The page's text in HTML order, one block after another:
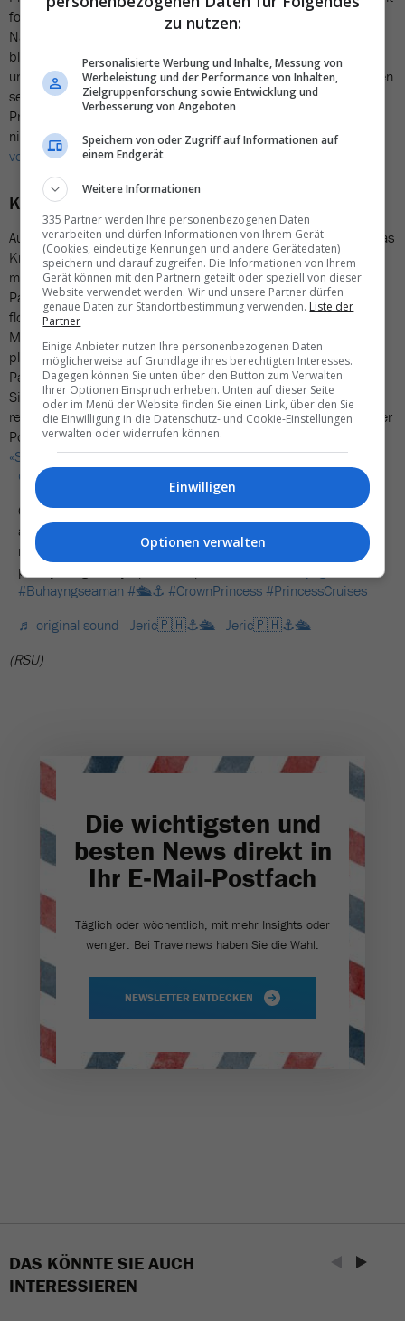
folgte die Faust ins Gesicht – mit Folgen: Der Mann erlitt einen
Nasenbruch, musste operiert werden und drei Tage im Spital
bleiben. Vor Gericht bekam er nun 7900 Euro Schmerzensgeld
und Schadenersatz. Weniger, als er eigentlich wollte. Denn wegen
seines eigenmächtigen Handelns wurde die Summe um 25
Prozent gekürzt. Die Richter stellten klar: Liegen-Reservieren ist
nicht erlaubt – aber Selbstjustiz auch nicht. (Gelesen bei
vor 9»)
Kreuzfahrtschiff gerät in Mega-Sturm
Auf der Crown Princess spielten sich dramatische Szenen ab. Das
Kreuzfahrtschiff geriet vor Neuseeland in einen heftigen Sturm
mit bis zu 138 Kilometern pro Stunde Windgeschwindigkeit –
Passagiere erlebten bange Momente. Gläser zerbrachen, Teller
flogen, Wasser schwappte aus dem Pool in den Speisesaal. 16
Menschen wurden dabei leicht verletzt. «Das Schiff neigte sich
plötzlich stark, das Geschirr flog durch den Raum», berichtet
Passagier Martin Weise. Die Reederei betont, dass die
Sicherheit nicht in Gefahr gewesen sei und die Crew schnell
reagiert habe. Die Reise wurde wie geplant fortgesetzt – und der
Poolbereich nach einer Reinigung wieder geöffnet. (Gelesen bei
«Stuff»
@jeric.mabuting
Ganito ang buhay namin sa barko kapag malakas ang hangin
at alon. Lord, Wag niyo sila pababayaan Sila po ay
naghahanap buhay lamang ng maayos para sakani-kanilang
pamilya. iligtas niyo po sila kapahamakan
#Buhayngseaman #🛳️⚓ #CrownPrincess #PrincessCruises
♬ original sound - Jeric🇵🇭⚓🛳️ - Jeric🇵🇭⚓🛳️
(RSU)
Die wichtigsten und
besten News direkt in
Ihr E‑Mail-Postfach
Täglich oder wöchentlich, mit mehr Insights oder
weniger. Bei Travel­news haben Sie die Wahl.
NEWSLETTER ENTDECKEN
DAS KÖNNTE SIE AUCH
INTERESSIEREN
zu nutzen:
Personalisierte Werbung und Inhalte, Messung von
Werbeleistung und der Performance von Inhalten,
Zielgruppenforschung sowie Entwicklung und
Verbesserung von Angeboten
Speichern von oder Zugriff auf Informationen auf
einem Endgerät
Weitere Informationen
335 Partner werden Ihre personenbezogenen Daten
verarbeiten und dürfen Informationen von Ihrem Gerät
(Cookies, eindeutige Kennungen und andere Gerätedaten)
speichern und darauf zugreifen. Die Informationen von Ihrem
Gerät können mit den Partnern geteilt oder speziell von dieser
Website verwendet werden. Wir und unsere Partner dürfen
genaue Daten zur Standortbestimmung verwenden. Liste der
Partner
Einige Anbieter nutzen Ihre personenbezogenen Daten
möglicherweise auf Grundlage ihres berechtigten Interesses.
Dagegen können Sie unten über den Button zum Verwalten
Ihrer Optionen Einspruch erheben. Unten auf dieser Seite
oder im Menü der Website finden Sie einen Link, über den Sie
die Einwilligung in die Datenschutz- und Cookie-Einstellungen
verwalten oder widerrufen können.
Einwilligen
Optionen verwalten